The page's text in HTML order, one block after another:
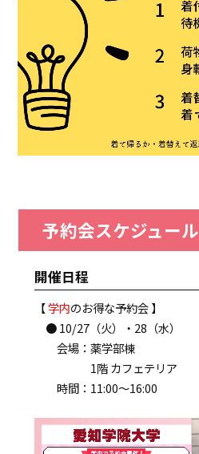
予約会スケジュール
開催日程
【学内のお得な予約会 】
● 10/27（火）・28（水）
会場：薬学部棟
1階 カフェテリア
時間：11:00～16:00